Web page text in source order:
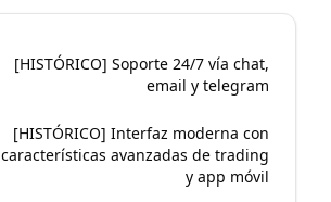
[HISTÓRICO] Soporte 24/7 vía chat,
email y telegram
[HISTÓRICO] Interfaz moderna con
características avanzadas de trading
y app móvil